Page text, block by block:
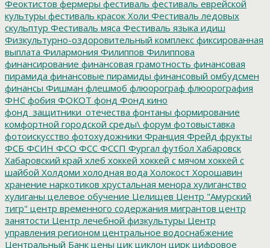
Феоктистов фермеры фестиваль фестиваль еврейской
культуры фестиваль красок Холи Фестиваль ледовых
скульптур Фестиваль мяса Фестиваль языка идиш
Физкультурно-оздоровительный комплекс фиксированная
выплата Филармония Филиппов Филиппова
финансирование финансовая грамотность финансовая
пирамида финансовые пирамиды финансовый омбудсмен
финансы Фишман флешмоб флюорограф флюорография
ФНС фобия ФОКОТ фонд Фонд кино
фонд_защитники_отечества фонтаны формирование
комфортной городской среды\ форум фотовыставка
фотоискусство фотохудожники Франция Фрейд фрукты
ФСБ ФСИН ФСО ФСС ФССП Фургал футбол Хабаровск
Хабаровский край хлеб хоккей хоккей с мячом хоккей с
шайбой Холдоми холодная вода Холокост Хорошавин
хранение наркотиков хрустальная менора хулиганство
хулиганы целевое обучение Целищев Центр "Амурский
тигр" центр временного содержания мигрантов центр
занятости Центр лечебной физкультуры Центр
управления регионом центральное водоснабжение
Центральный Банк цены цик циклон цирк цифровое